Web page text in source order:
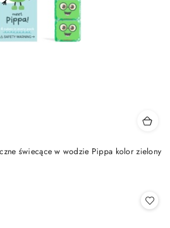
świecące w wodzie Pippa kolor zielony